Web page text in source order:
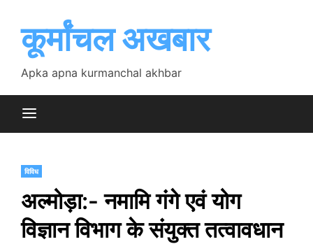
contentकूर्मांचल अखबार
Apka apna kurmanchal akhbar
विविध
अल्मोड़ा:- नमामि गंगे एवं योग
विज्ञान विभाग के संयुक्त तत्वावधान